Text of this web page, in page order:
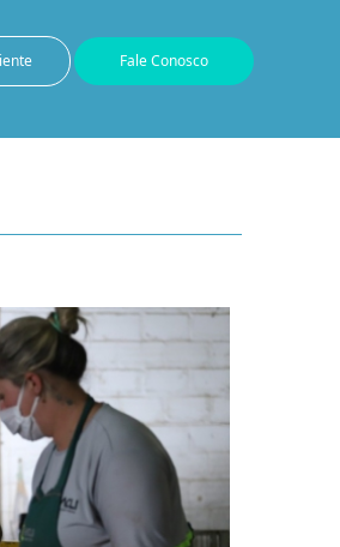
Fale Conosco